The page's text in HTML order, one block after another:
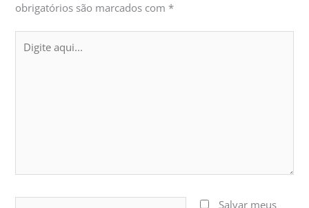
obrigatórios são marcados com *
aqui...
Salvar meus